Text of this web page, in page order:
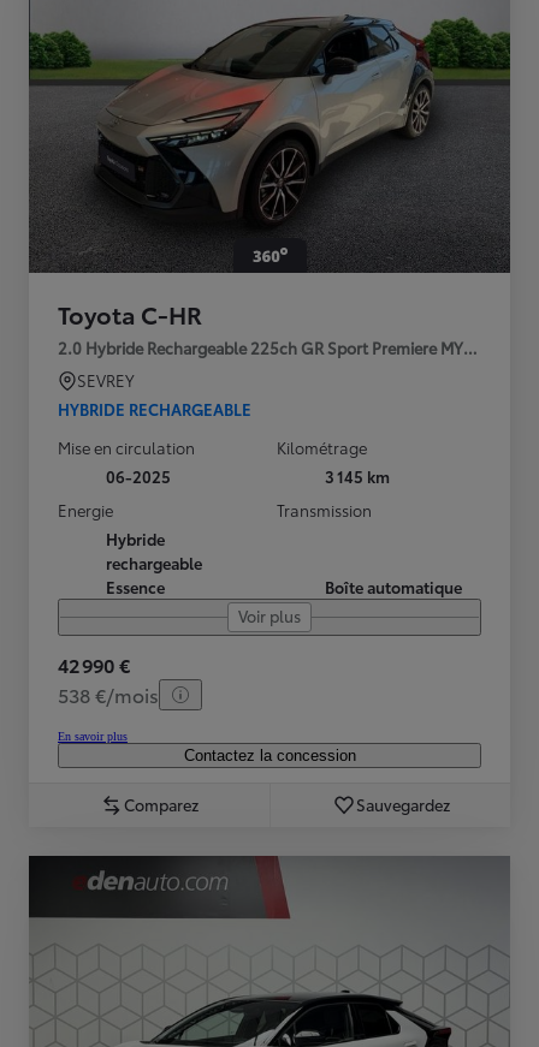
Toyota C-HR
2.0 Hybride Rechargeable 225ch GR Sport Premiere MY25
SEVREY
HYBRIDE RECHARGEABLE
Mise en circulation
06-2025
Kilométrage
3 145 km
Energie
Hybride
rechargeable
Essence
Transmission
Boîte automatique
Voir plus
42 990 €
538 €/mois
En savoir plus
Contactez la concession
Comparez Sauvegardez